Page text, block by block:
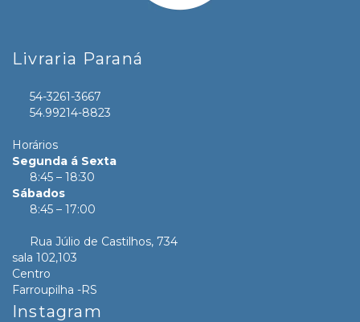
Livraria Paraná
54-3261-3667
54.99214-8823
Horários
Segunda á Sexta
8:45 – 18:30
Sábados
8:45 – 17:00
Rua Júlio de Castilhos, 734
sala 102,103
Centro
Farroupilha -RS
Instagram